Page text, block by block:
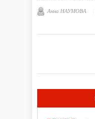
района.
Анна НАУМОВА